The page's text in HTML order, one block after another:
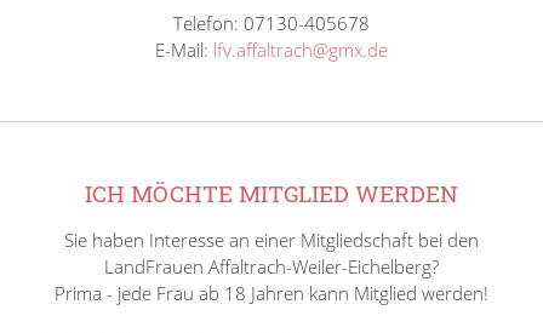
Telefon: 07130-405678
E-Mail: lfv.affaltrach@gmx.de
ICH MÖCHTE MITGLIED WERDEN
Sie haben Interesse an einer Mitgliedschaft bei den
LandFrauen Affaltrach-Weiler-Eichelberg?
Prima - jede Frau ab 18 Jahren kann Mitglied werden!